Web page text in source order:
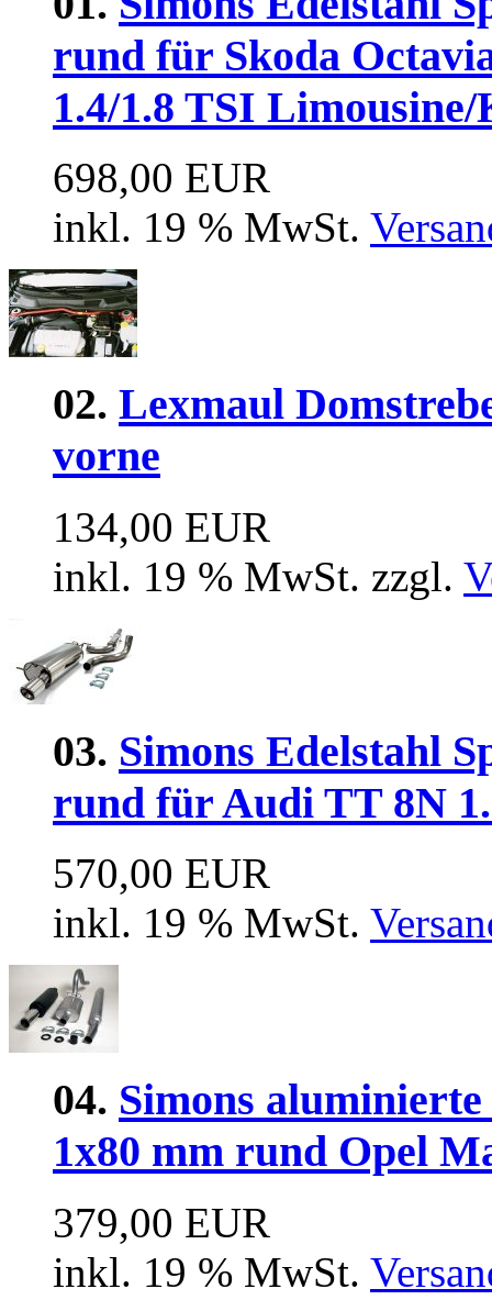
rund für Skoda
1.4/1.8 TSI
698,00 EUR
inkl. 19 % MwSt.
02. Lexmaul
vorne
134,00 EUR
inkl. 19 % MwSt. zzgl.
03. Simons Edelstahl
rund für Audi TT 8N
570,00 EUR
inkl. 19 % MwSt.
04. Simons
1x80 mm rund Opel
379,00 EUR
inkl. 19 % MwSt.